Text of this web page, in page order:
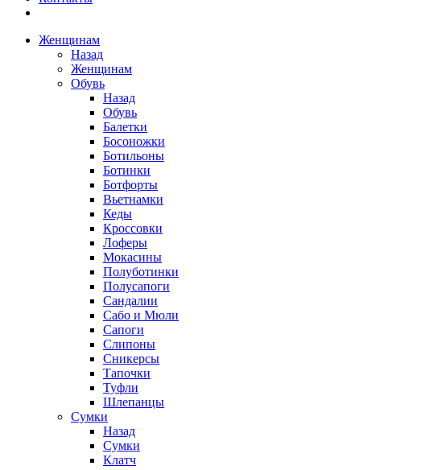
Женщинам
Назад
Женщинам
Обувь
Назад
Обувь
Балетки
Босоножки
Ботильоны
Ботинки
Ботфорты
Вьетнамки
Кеды
Кроссовки
Лоферы
Мокасины
Полуботинки
Полусапоги
Сандалии
Сабо и Мюли
Сапоги
Слипоны
Сникерсы
Тапочки
Туфли
Шлепанцы
Cумки
Назад
Cумки
Клатч